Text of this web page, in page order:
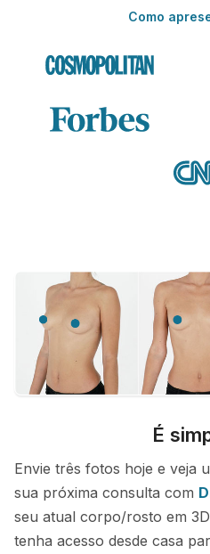
Como
É
Envie três fotos hoje e veja
sua próxima consulta com
seu atual corpo/rosto em
tenha acesso desde casa